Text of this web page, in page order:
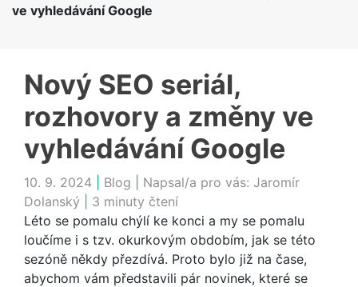
ve vyhledávání Google
Nový SEO seriál,
rozhovory a změny ve
vyhledávání Google
10. 9. 2024 Blog Napsal/a pro vás: Jaromír
Dolanský
3 minuty čtení
Léto se pomalu chýlí ke konci a my se pomalu
loučíme i s tzv. okurkovým obdobím, jak se této
sezóně někdy přezdívá. Proto bylo již na čase,
abychom vám představili pár novinek, které se